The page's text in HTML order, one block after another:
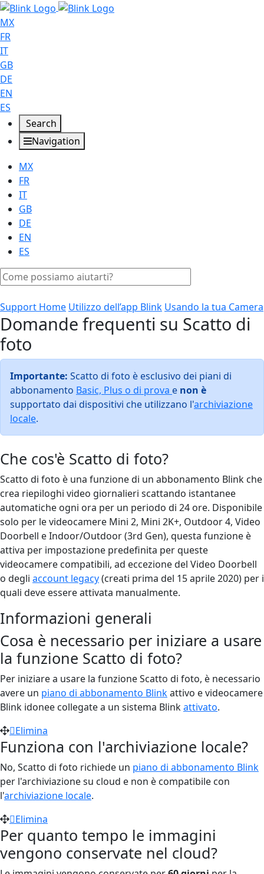
MX
FR
IT
GB
DE
EN
ES
Search
Navigation
MX
FR
IT
GB
DE
EN
ES
Support Home Utilizzo dell’app Blink Usando la tua Camera
Domande frequenti su Scatto di
foto
Importante: Scatto di foto è esclusivo dei piani di
abbonamento Basic, Plus o di prova e non è
supportato dai dispositivi che utilizzano l'archiviazione
locale.
Che cos'è Scatto di foto?
Scatto di foto è una funzione di un abbonamento Blink che
crea riepiloghi video giornalieri scattando istantanee
automatiche ogni ora per un periodo di 24 ore. Disponibile
solo per le videocamere Mini 2, Mini 2K+, Outdoor 4, Video
Doorbell e Indoor/Outdoor (3rd Gen), questa funzione è
attiva per impostazione predefinita per queste
videocamere compatibili, ad eccezione del Video Doorbell
o degli account legacy(creati prima del 15 aprile 2020) per i
quali deve essere attivata manualmente.
Informazioni generali
Cosa è necessario per iniziare a usare
la funzione Scatto di foto?
Per iniziare a usare la funzione Scatto di foto, è necessario
avere un piano di abbonamento Blinkattivo e videocamere
Blink idonee collegate a un sistema Blinkattivato.
Elimina
Funziona con l'archiviazione locale?
No, Scatto di foto richiede un piano di abbonamento Blink
per l'archiviazione su cloud e non è compatibile con
l'archiviazione locale.
Elimina
Per quanto tempo le immagini
vengono conservate nel cloud?